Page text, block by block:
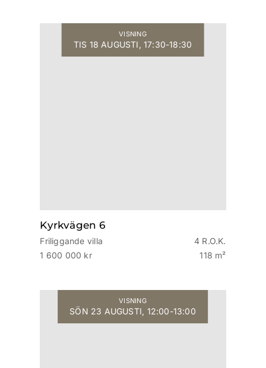
VISNING
TIS 18 AUGUSTI, 17:30-18:30
Kyrkvägen 6
Friliggande villa
4 R.O.K.
1 600 000 kr
118 m²
VISNING
SÖN 23 AUGUSTI, 12:00-13:00